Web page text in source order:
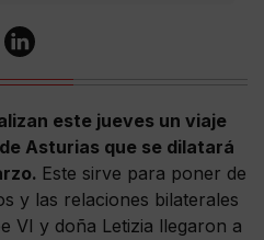
este jueves un viaje
Asturias que se dilatará
Este sirve para poner de
y las relaciones bilaterales
VI y doña Letizia llegaron a